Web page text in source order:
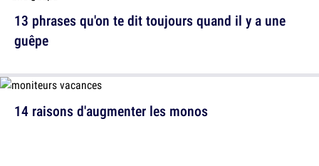
13 phrases qu'on te dit toujours quand il y a une
guêpe
14 raisons d'augmenter les monos